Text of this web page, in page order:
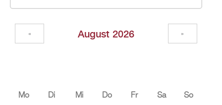
Au­gust 2026
« »
Mo Di Mi Do Fr Sa So